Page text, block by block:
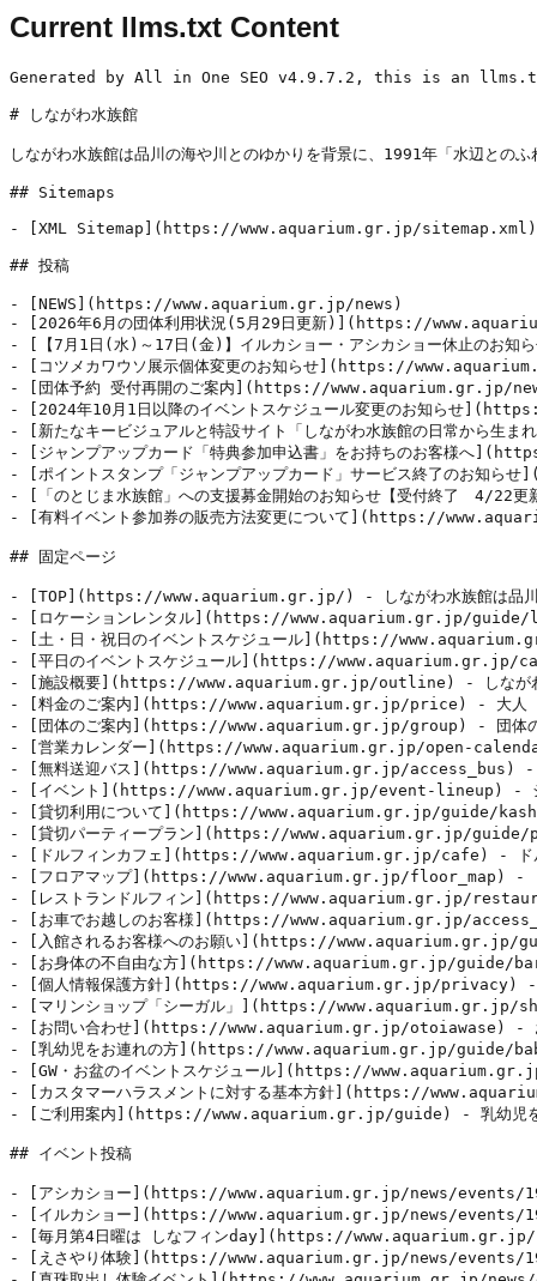
Current llms.txt Content
Generated by All in One SEO v4.9.7.2, this is an
# しながわ水族館
しながわ水族館は品川の海や川とのゆかりを背景に、1991年「水辺との
## Sitemaps
- [XML Sitemap](https://www.aquarium.gr.jp/
## 投稿
- [NEWS](https://www.aquarium.gr.jp/news)
- [2026年6月の団体利用状況(5月29日更新)](https://
- [【7月1日(水)～17日(金)】イルカショー・アシカショー休止のお
- [コツメカワウソ展示個体変更のお知らせ](https://
- [団体予約 受付再開のご案内](https://www.aquarium.gr.jp/news/
- [2024年10月1日以降のイベントスケジュール変更のお知らせ
- [新たなキービジュアルと特設サイト「しながわ水族館の日常から
- [ジャンプアップカード「特典参加申込書」をお持ちのお客様へ
- [ポイントスタンプ「ジャンプアップカード」サービス終了のお知
- [「のとじま水族館」への支援募金開始のお知らせ【受付終了　4/
- [有料イベント参加券の販売方法変更について](https://
## 固定ページ
- [TOP](https://www.aquarium.gr.jp/) - しながわ水族館は品川の海や川
- [ロケーションレンタル](https://www.aquarium.gr.jp/guide/
- [土・日・祝日のイベントスケジュール](https://
- [平日のイベントスケジュール](https://www.aquarium.gr.jp/
- [施設概要](https://www.aquarium.gr.jp/outline) - しながわ水族
- [料金のご案内](https://www.aquarium.gr.jp/price) - 大人（高校生以
- [団体のご案内](https://www.aquarium.gr.jp/group) - 団体のご予約
- [営業カレンダー](https://www.aquarium.gr.jp/open-calendar) - しな
- [無料送迎バス](https://www.aquarium.gr.jp/access_bus) - JR大井
- [イベント](https://www.aquarium.gr.jp/event-lineup) - ショー・
- [貸切利用について](https://www.aquarium.gr.jp/guide/kashikiri) -
- [貸切パーティープラン](https://www.aquarium.gr.jp/guide/
- [ドルフィンカフェ](https://www.aquarium.gr.jp/cafe) - ドルフィ
- [フロアマップ](https://www.aquarium.gr.jp/floor_map) - しながわ水
- [レストランドルフィン](https://www.aquarium.gr.jp/restaurant) -
- [お車でお越しのお客様](https://www.aquarium.gr.jp/access_car)
- [入館されるお客様へのお願い](https://www.aquarium.gr.jp/
- [お身体の不自由な方](https://www.aquarium.gr.jp/guide/
- [個人情報保護方針](https://www.aquarium.gr.jp/privacy) - サンシ
- [マリンショップ「シーガル」](https://www.aquarium.gr.jp/shop) -
- [お問い合わせ](https://www.aquarium.gr.jp/otoiawase) - お問い
- [乳幼児をお連れの方](https://www.aquarium.gr.jp/guide/baby) -
- [GW・お盆のイベントスケジュール](https://
- [カスタマーハラスメントに対する基本方針](https://
- [ご利用案内](https://www.aquarium.gr.jp/guide) - 乳幼児をお連
## イベント投稿
- [アシカショー](https://www.aquarium.gr.jp/news/events/1962) -
- [イルカショー](https://www.aquarium.gr.jp/news/events/1956) -
- [毎月第4日曜は しなフィンday](https://www.aquarium.gr.jp/
- [えさやり体験](https://www.aquarium.gr.jp/news/events/1995) -